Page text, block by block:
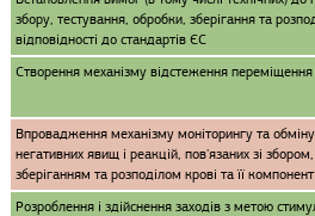
збору, тестування, обробки, зберігання та
відповідності до стандартів ЄС
Створення механізму відстеження переміщення
Впровадження механізму моніторингу та
негативних явищ і реакцій, пов'язаних зі
зберіганням та розподілом крові та її
Розроблення і здійснення заходів з метою